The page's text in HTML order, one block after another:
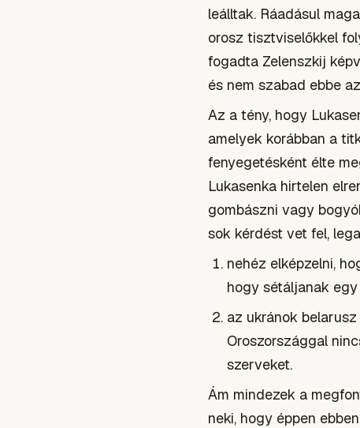
leálltak. Ráadásul
orosz tisztviselőkkel
fogadta Zelenszkij
és nem szabad ebbe
Az a tény, hogy
amelyek korábban a
fenyegetésként élte
Lukasenka hirtelen
gombászni vagy
sok kérdést vet fel,
nehéz elképzelni,
hogy sétáljanak
az ukránok
Oroszországgal
szerveket.
Ám mindezek a
neki, hogy éppen